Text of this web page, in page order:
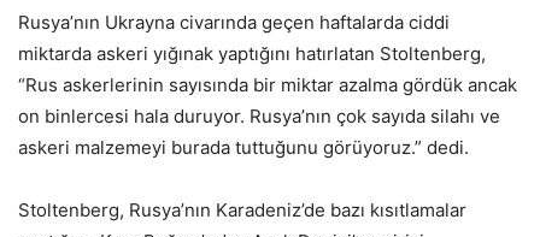
Rusya’nın Ukrayna civarında geçen haftalarda ciddi
miktarda askeri yığınak yaptığını hatırlatan Stoltenberg,
“Rus askerlerinin sayısında bir miktar azalma gördük ancak
on binlercesi hala duruyor. Rusya’nın çok sayıda silahı ve
askeri malzemeyi burada tuttuğunu görüyoruz.” dedi.
Stoltenberg, Rusya’nın Karadeniz’de bazı kısıtlamalar